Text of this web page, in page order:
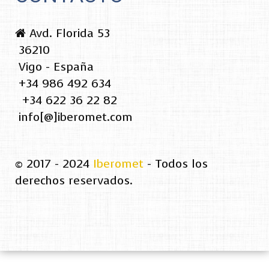
Avd. Florida 53
36210
Vigo - España
+34 986 492 634
+34 622 36 22 82
info[@]iberomet.com
© 2017 - 2024 Iberomet - Todos los
derechos reservados.